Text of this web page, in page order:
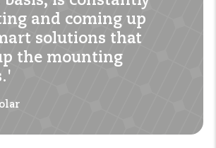
and coming up
solutions that
the mounting